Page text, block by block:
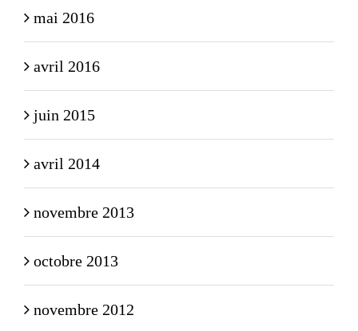
mai 2016
avril 2016
juin 2015
avril 2014
novembre 2013
octobre 2013
novembre 2012